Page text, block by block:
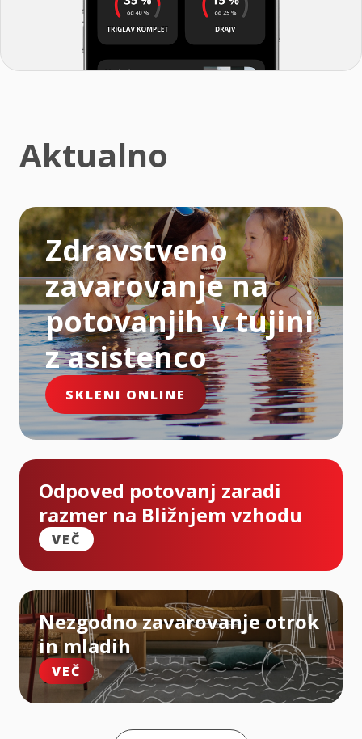
Aktualno
Zdravstveno
zavarovanje na
potovanjih v tujini
z asistenco
SKLENI ONLINE
Odpoved potovanj zaradi
razmer na Bližnjem vzhodu
VEČ
Nezgodno zavarovanje otrok
in mladih
VEČ